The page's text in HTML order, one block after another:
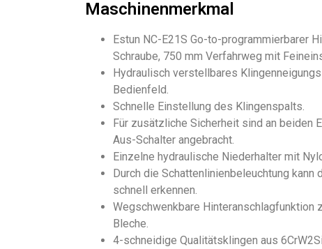
Maschinenmerkmal
Estun NC-E21S Go-to-programmierbarer
Schraube, 750 mm Verfahrweg mit
Hydraulisch verstellbares
Bedienfeld.
Schnelle Einstellung des Klingenspalts.
Für zusätzliche Sicherheit sind an beiden
Aus-Schalter angebracht.
Einzelne hydraulische Niederhalter mit
Durch die Schattenlinienbeleuchtung kann
schnell erkennen.
Wegschwenkbare Hinteranschlagfunktion
Bleche.
4-schneidige Qualitätsklingen aus